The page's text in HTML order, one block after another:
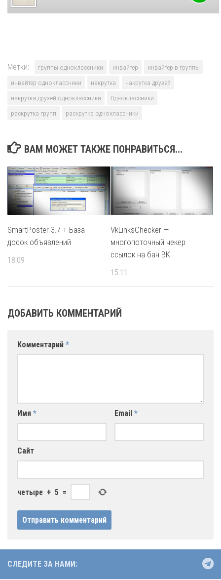
Метки: группы одноклассники инвайтер
инвайтер в группы
инвайтер одноклассники
накрутка
накрутка друзей
накрутка друзей одноклассники
Одноклассники
раскрутка групп
раскрутка одноклассники
ВАМ МОЖЕТ ТАКЖЕ ПОНРАВИТЬСЯ...
SmartPoster 3.7 + База
досок объявлений
18:09
VkLinksChecker —
многопоточный чекер
ссылок на бан ВК
15:11
ДОБАВИТЬ КОММЕНТАРИЙ
Комментарий *
Имя * Email *
Сайт
четыре + 5 =
СЛЕДИТЕ ЗА НАМИ: